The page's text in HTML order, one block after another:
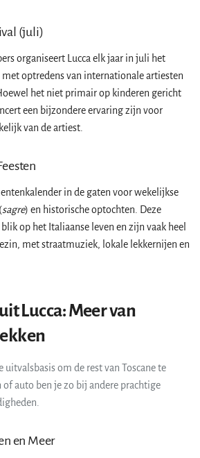
(juli)
organiseert Lucca elk jaar in juli het
met optredens van internationale artiesten
het niet primair op kinderen gericht
een bijzondere ervaring zijn voor
van de artiest.
in de gaten voor wekelijkse
sagre) en historische optochten. Deze
op het Italiaanse leven en zijn vaak heel
met straatmuziek, lokale lekkernijen en
Lucca: Meer van
uitvalsbasis om de rest van Toscane te
auto ben je zo bij andere prachtige
en Meer